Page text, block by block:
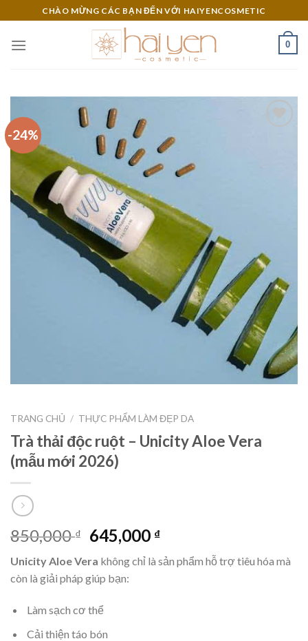
content
CHÀO MỪNG CÁC BẠN ĐẾN VỚI HAIYENCOSMETIC
0
-24%
TRANG CHỦ / THỰC PHẨM LÀM ĐẸP DA
Trà thải độc ruột – Unicity Aloe Vera
(mẫu mới 2026)
850,000₫ 645,000 ₫
Unicity Aloe Vera không chỉ là sản phẩm hỗ trợ tiêu hóa mà
còn là giải pháp giúp bạn:
Làm sạch cơ thể
Cải thiện táo bón